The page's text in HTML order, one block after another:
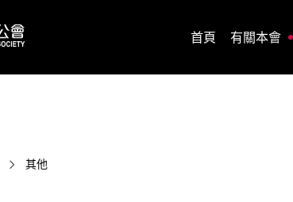
首頁 有關本會
其他